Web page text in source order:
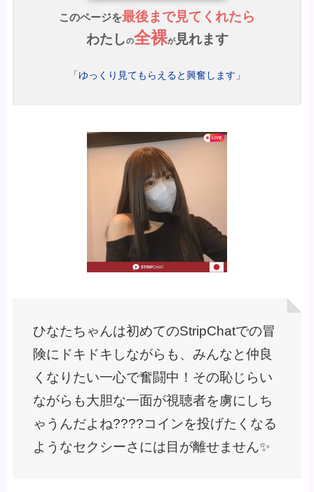
このページを最後まで見てくれたら
わたしの全裸が見れます
「ゆっくり見てもらえると興奮します」
ひなたちゃんは初めてのStripChatでの冒
険にドキドキしながらも、みんなと仲良
くなりたい一心で奮闘中！その恥じらい
ながらも大胆な一面が視聴者を虜にしち
ゃうんだよね????コインを投げたくなる
ようなセクシーさには目が離せません✨